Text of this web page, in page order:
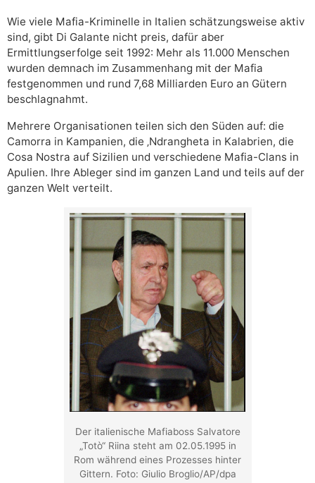
Wie viele Mafia-Kriminelle in Italien schätzungsweise aktiv
sind, gibt Di Galante nicht preis, dafür aber
Ermittlungserfolge seit 1992: Mehr als 11.000 Menschen
wurden demnach im Zusammenhang mit der Mafia
festgenommen und rund 7,68 Milliarden Euro an Gütern
beschlagnahmt.
Mehrere Organisationen teilen sich den Süden auf: die
Camorra in Kampanien, die ‚Ndrangheta in Kalabrien, die
Cosa Nostra auf Sizilien und verschiedene Mafia-Clans in
Apulien. Ihre Ableger sind im ganzen Land und teils auf der
ganzen Welt verteilt.
Der italienische Mafiaboss Salvatore
„Totò“ Riina steht am 02.05.1995 in
Rom während eines Prozesses hinter
Gittern. Foto: Giulio Broglio/AP/dpa